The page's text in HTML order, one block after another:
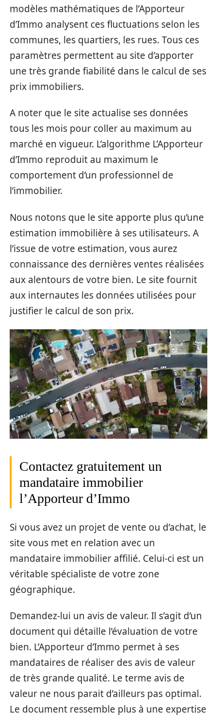
modèles mathématiques de l’Apporteur
d’Immo analysent ces fluctuations selon les
communes, les quartiers, les rues. Tous ces
paramètres permettent au site d’apporter
une très grande fiabilité dans le calcul de ses
prix immobiliers.
A noter que le site actualise ses données
tous les mois pour coller au maximum au
marché en vigueur. L’algorithme L’Apporteur
d’Immo reproduit au maximum le
comportement d’un professionnel de
l’immobilier.
Nous notons que le site apporte plus qu’une
estimation immobilière à ses utilisateurs. A
l’issue de votre estimation, vous aurez
connaissance des dernières ventes réalisées
aux alentours de votre bien. Le site fournit
aux internautes les données utilisées pour
justifier le calcul de son prix.
Contactez gratuitement un
mandataire immobilier
l’Apporteur d’Immo
Si vous avez un projet de vente ou d’achat, le
site vous met en relation avec un
mandataire immobilier affilié. Celui-ci est un
véritable spécialiste de votre zone
géographique.
Demandez-lui un avis de valeur. Il s’agit d’un
document qui détaille l’évaluation de votre
bien. L’Apporteur d’Immo permet à ses
mandataires de réaliser des avis de valeur
de très grande qualité. Le terme avis de
valeur ne nous parait d’ailleurs pas optimal.
Le document ressemble plus à une expertise